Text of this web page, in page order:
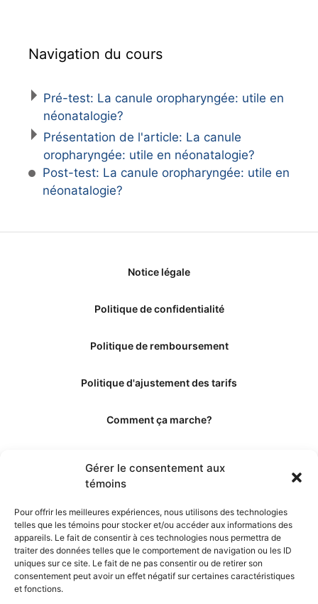
Gérer le consentement aux
témoins
Pour offrir les meilleures expériences, nous utilisons des technologies
telles que les témoins pour stocker et/ou accéder aux informations des
appareils. Le fait de consentir à ces technologies nous permettra de
traiter des données telles que le comportement de navigation ou les ID
uniques sur ce site. Le fait de ne pas consentir ou de retirer son
consentement peut avoir un effet négatif sur certaines caractéristiques
et fonctions.
Navigation du cours
Pré-test: La canule oropharyngée: utile en
néonatalogie?
Présentation de l'article: La canule
oropharyngée: utile en néonatalogie?
Post-test: La canule oropharyngée: utile en
néonatalogie?
Notice légale
Politique de confidentialité
Politique de remboursement
Politique d'ajustement des tarifs
Comment ça marche?
Les éditeurs
Les experts et collaborateurs